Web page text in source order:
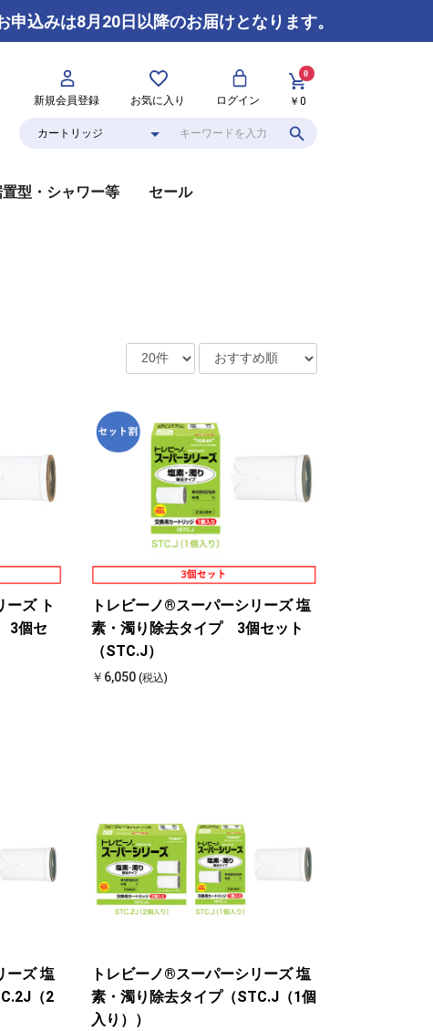
申込みは8月20日以降のお届けとなります。
新規会員登録
お気に入り ログイン
0
￥0
型・シャワー等 セール
ーズ ト
3個セ
トレビーノ®スーパーシリーズ 塩
素・濁り除去タイプ 3個セット
（STC.J）
￥6,050 (税込)
ーズ 塩
（2
トレビーノ®スーパーシリーズ 塩
素・濁り除去タイプ（STC.J（1個
入り））